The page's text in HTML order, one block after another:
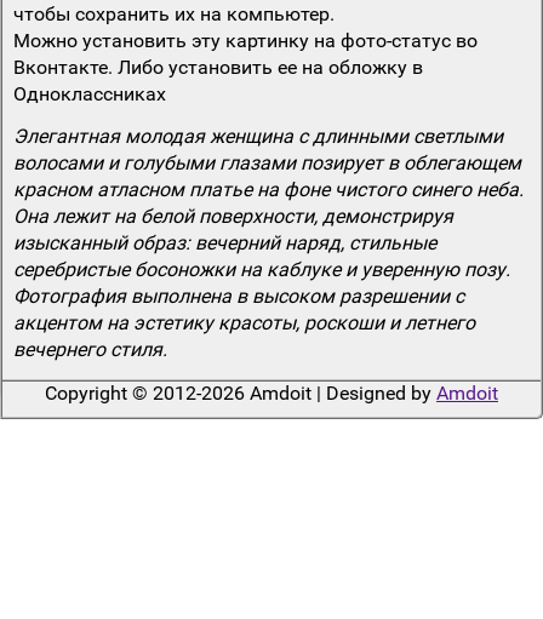
чтобы сохранить их на компьютер.
Можно установить эту картинку на фото-статус во
Вконтакте. Либо установить ее на обложку в
Одноклассниках
Элегантная молодая женщина с длинными светлыми
волосами и голубыми глазами позирует в облегающем
красном атласном платье на фоне чистого синего неба.
Она лежит на белой поверхности, демонстрируя
изысканный образ: вечерний наряд, стильные
серебристые босоножки на каблуке и уверенную позу.
Фотография выполнена в высоком разрешении с
акцентом на эстетику красоты, роскоши и летнего
вечернего стиля.
Copyright © 2012-2026 Amdoit | Designed by Amdoit